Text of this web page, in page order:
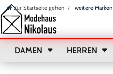
Zur Startseite gehen weitere Marken
DAMEN HERREN